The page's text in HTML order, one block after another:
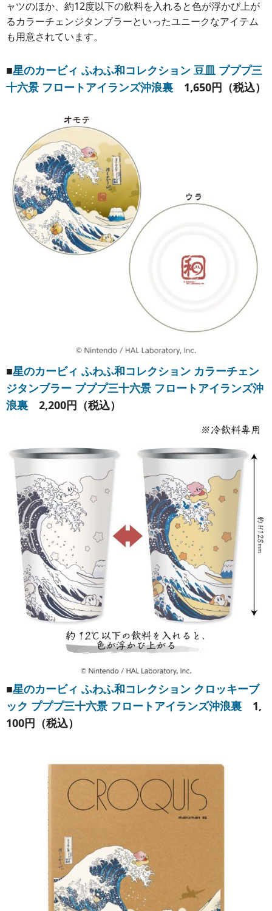
ャツのほか、約12度以下の飲料を入れると色が浮かび上が
るカラーチェンジタンブラーといったユニークなアイテム
も用意されています。
■星のカービィ ふわふ和コレクション 豆皿 プププ三
十六景 フロートアイランズ沖浪裏 1,650円（税込）
■星のカービィ ふわふ和コレクション カラーチェン
ジタンブラー プププ三十六景 フロートアイランズ沖
浪裏 2,200円（税込）
■星のカービィ ふわふ和コレクション クロッキーブ
ック プププ三十六景 フロートアイランズ沖浪裏 1,
100円（税込）